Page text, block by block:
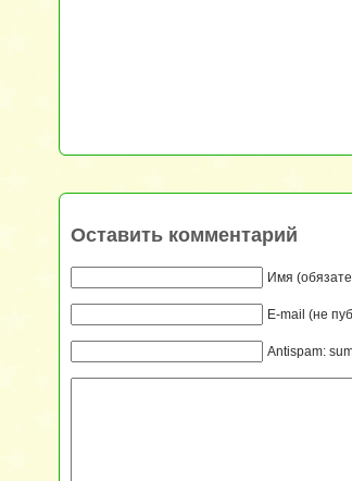
Оставить комментарий
Имя
E-mail (не
Antispam: